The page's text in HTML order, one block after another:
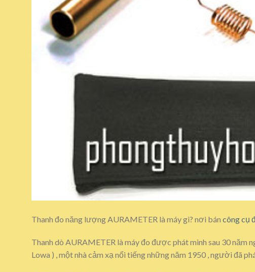
Thanh đo năng lượng AURAMETER là máy gì? nơi bán công cụ
Thanh dò AURAMETER là máy đo được phát minh sau 30 năm
Lowa ) , một nhà cảm xạ nổi tiếng những năm 1950 , người đã